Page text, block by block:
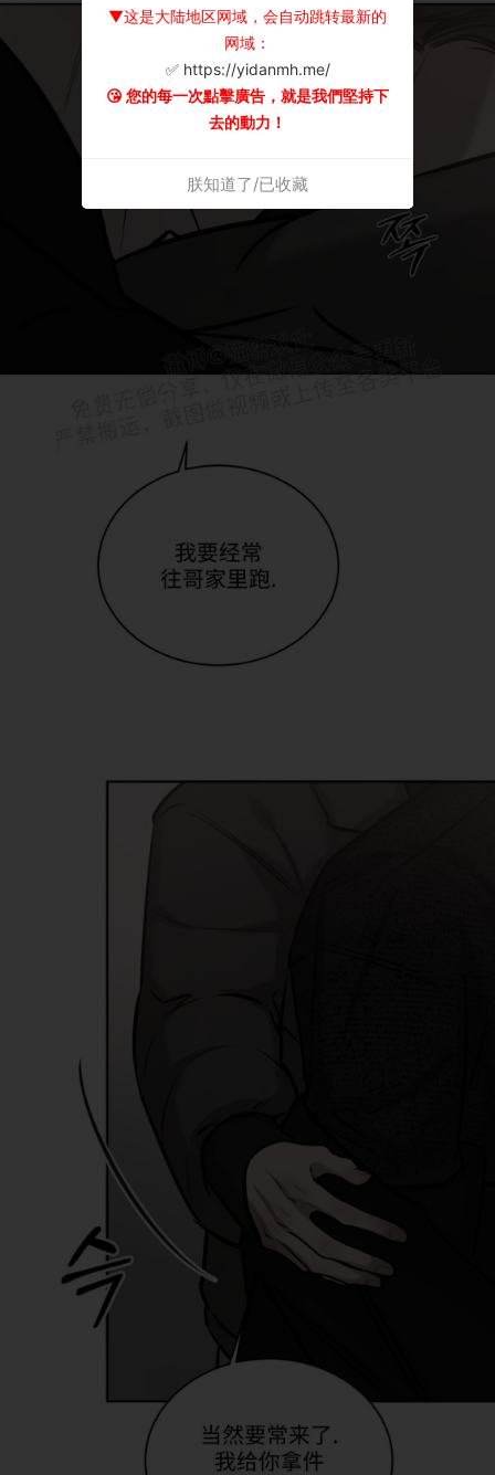
▼这是大陆地区网域，会自动跳转最新的
网域：
✅ https://yidanmh.me/
😘 您的每一次點擊廣告，就是我們堅持下
去的動力！
朕知道了/已收藏